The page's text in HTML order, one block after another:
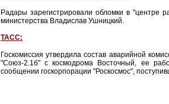
Радары зарегистрировали обломки в "центре
министерства Владислав Ушницкий.
ТАСС:
Госкомиссия утвердила состав аварийной
"Союз-2.1б" с космодрома Восточный, ее
сообщении госкорпорации "Роскосмос",